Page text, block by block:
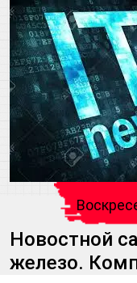
Новостной
железо.